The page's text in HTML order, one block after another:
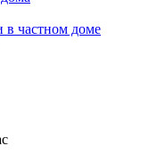
в частном доме